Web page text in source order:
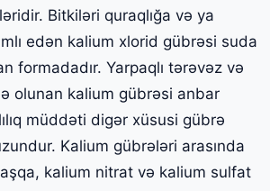
Bitkiləri quraqlığa və ya
edən kalium xlorid gübrəsi suda
formadadır. Yarpaqlı tərəvəz və
olunan kalium gübrəsi anbar
müddəti digər xüsusi gübrə
Kalium gübrələri arasında
kalium nitrat və kalium sulfat